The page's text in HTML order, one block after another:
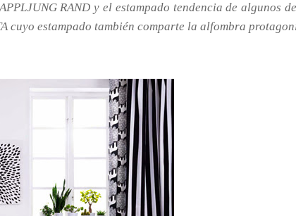
RAND y el estampado tendencia de algunos
cuyo estampado también comparte la alfombra